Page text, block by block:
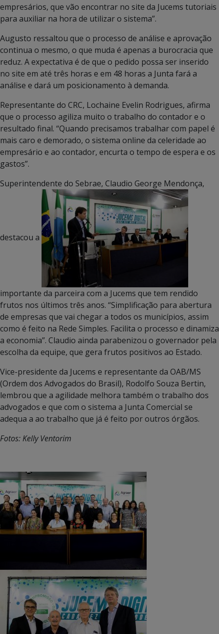
empresários, que vão encontrar no site da Jucems tutoriais
para auxiliar na hora de utilizar o sistema”.
Augusto ressaltou que o processo de análise e aprovação
continua o mesmo, o que muda é apenas a burocracia que
reduz. A expectativa é de que o pedido possa ser inserido
no site em até três horas e em 48 horas a Junta fará a
análise e dará um posicionamento à demanda.
Representante do CRC, Lochaine Evelin Rodrigues, afirma
que o processo agiliza muito o trabalho do contador e o
resultado final. “Quando precisamos trabalhar com papel é
mais caro e demorado, o sistema online da celeridade ao
empresário e ao contador, encurta o tempo de espera e os
gastos”.
Superintendente do Sebrae, Claudio George Mendonça,
destacou a
importante da parceira com a Jucems que tem rendido
frutos nos últimos três anos. “Simplificação para abertura
de empresas que vai chegar a todos os municípios, assim
como é feito na Rede Simples. Facilita o processo e dinamiza
a economia”. Claudio ainda parabenizou o governador pela
escolha da equipe, que gera frutos positivos ao Estado.
Vice-presidente da Jucems e representante da OAB/MS
(Ordem dos Advogados do Brasil), Rodolfo Souza Bertin,
lembrou que a agilidade melhora também o trabalho dos
advogados e que com o sistema a Junta Comercial se
adequa a ao trabalho que já é feito por outros órgãos.
Fotos: Kelly Ventorim